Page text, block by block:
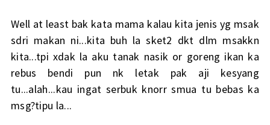
Well at least bak kata mama kalau kita jenis yg msak
sdri makan ni...kita buh la sket2 dkt dlm msakkn
kita...tpi xdak la aku tanak nasik or goreng ikan ka
rebus bendi pun nk letak pak aji kesyang
tu...alah...kau ingat serbuk knorr smua tu bebas ka
msg?tipu la...